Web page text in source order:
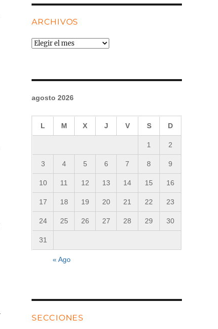
ARCHIVOS
Archivos
agosto 2026
L M X J V S D
1 2
3 4 5 6 7 8 9
10 11 12 13 14 15 16
17 18 19 20 21 22 23
24 25 26 27 28 29 30
31
« Ago
SECCIONES